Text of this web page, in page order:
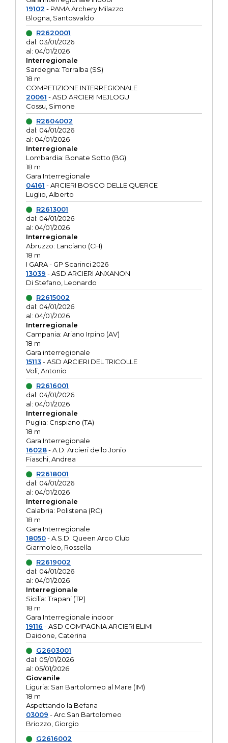
19102 - PAMA Archery Milazzo
Blogna, Santosvaldo
R2620001
dal: 03/01/2026
al: 04/01/2026
Interregionale
Sardegna: Torralba (SS)
18 m
COMPETIZIONE INTERREGIONALE
20061 - ASD ARCIERI MEJLOGU
Cossu, Simone
R2604002
dal: 04/01/2026
al: 04/01/2026
Interregionale
Lombardia: Bonate Sotto (BG)
18 m
Gara Interregionale
04161 - ARCIERI BOSCO DELLE QUERCE
Luglio, Alberto
R2613001
dal: 04/01/2026
al: 04/01/2026
Interregionale
Abruzzo: Lanciano (CH)
18 m
I GARA - GP Scarinci 2026
13039 - ASD ARCIERI ANXANON
Di Stefano, Leonardo
R2615002
dal: 04/01/2026
al: 04/01/2026
Interregionale
Campania: Ariano Irpino (AV)
18 m
Gara interregionale
15113- ASD ARCIERI DEL TRICOLLE
Voli, Antonio
R2616001
dal: 04/01/2026
al: 04/01/2026
Interregionale
Puglia: Crispiano (TA)
18 m
Gara Interregionale
16028- A.D. Arcieri dello Jonio
Fiaschi, Andrea
R2618001
dal: 04/01/2026
al: 04/01/2026
Interregionale
Calabria: Polistena (RC)
18 m
Gara Interregionale
18050- A.S.D. Queen Arco Club
Giarmoleo, Rossella
R2619002
dal: 04/01/2026
al: 04/01/2026
Interregionale
Sicilia: Trapani (TP)
18 m
Gara Interregionale indoor
19116 - ASD COMPAGNIA ARCIERI ELIMI
Daidone, Caterina
G2603001
dal: 05/01/2026
al: 05/01/2026
Giovanile
Liguria: San Bartolomeo al Mare (IM)
18 m
Aspettando la Befana
03009 - Arc.San Bartolomeo
Briozzo, Giorgio
G2616002